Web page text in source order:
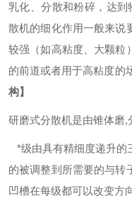
乳化、分散和粉碎，达到
散机的细化作用一般来说
较强（如高粘度、大颗粒
的前道或者用于高粘度的
构】
研磨式分散机是由锥体磨,
*级由具有精细度递升的
的被调整到所需要的与转
凹槽在每级都可以改变方